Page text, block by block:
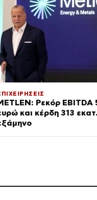
Ρεκόρ EBITDA
και κέρδη 313